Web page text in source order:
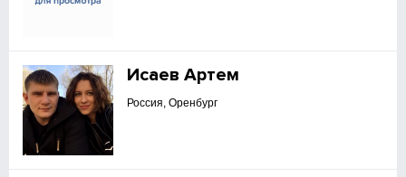
Исаев Артем
Россия, Оренбург